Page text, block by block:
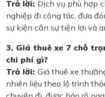
Trả lời: Dịch vụ phù hợp
nghiệp đi công tác, đưa
sự kiện cần sự tiện lợi và
3. Giá thuê xe 7 chỗ
chi phí gì?
Trả lời: Giá thuê xe
nhiên liệu theo lộ trình